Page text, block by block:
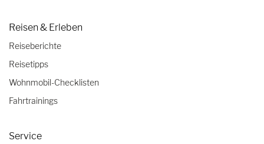
Reisen & Erleben
Reiseberichte
Reisetipps
Wohnmobil-Checklisten
Fahrtrainings
Service